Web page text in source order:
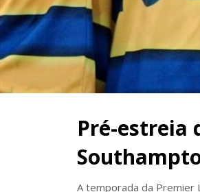
Pré-estreia
A temporada da Premier